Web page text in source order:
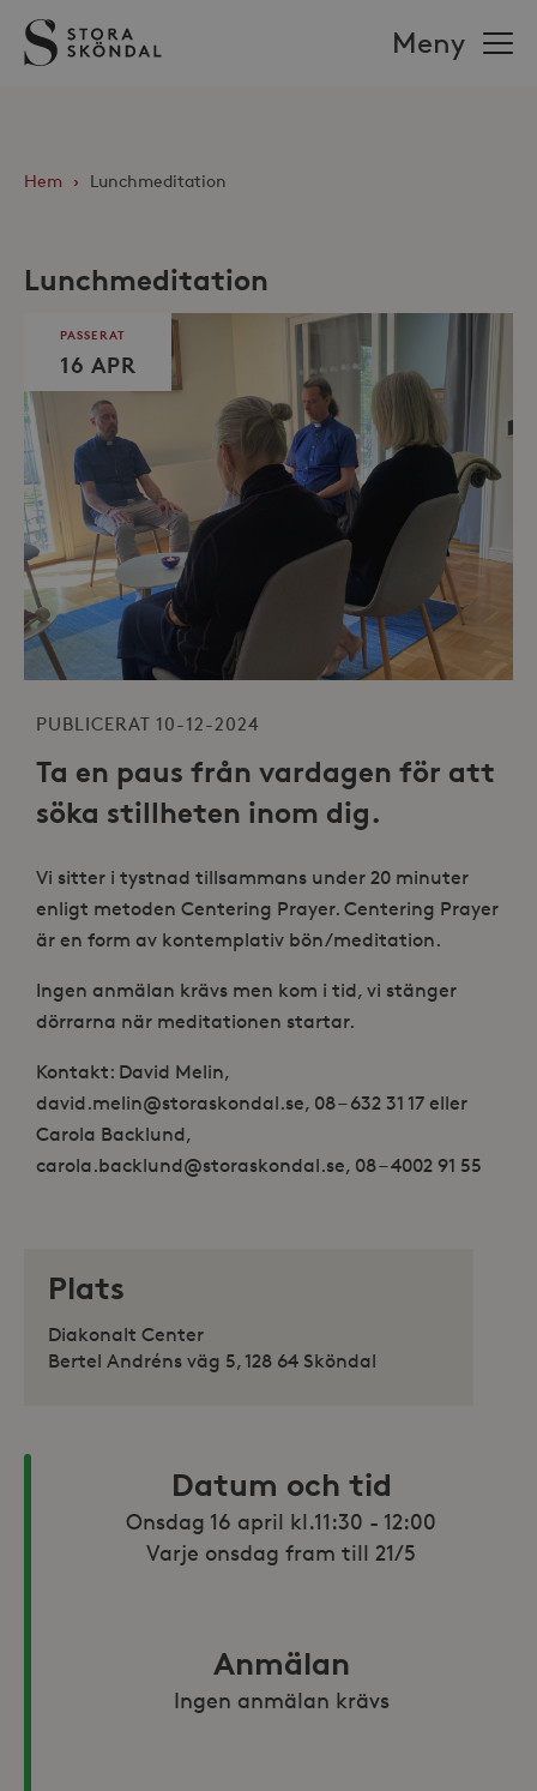
Stora
Sköndal
Meny
Hem › Lunchmeditation
Lunchmeditation
PASSERAT
16 APR
PUBLICERAT 10-12-2024
Ta en paus från vardagen för att
söka stillheten inom dig.
Vi sitter i tystnad tillsammans under 20 minuter
enligt metoden Centering Prayer. Centering Prayer
är en form av kontemplativ bön/meditation.
Ingen anmälan krävs men kom i tid, vi stänger
dörrarna när meditationen startar.
Kontakt: David Melin,
david.melin@storaskondal.se, 08 – 632 31 17 eller
Carola Backlund,
carola.backlund@storaskondal.se, 08 – 4002 91 55
Plats
Diakonalt Center
Bertel Andréns väg 5, 128 64 Sköndal
Datum och tid
Onsdag 16 april kl.11:30 - 12:00
Varje onsdag fram till 21/5
Anmälan
Ingen anmälan krävs